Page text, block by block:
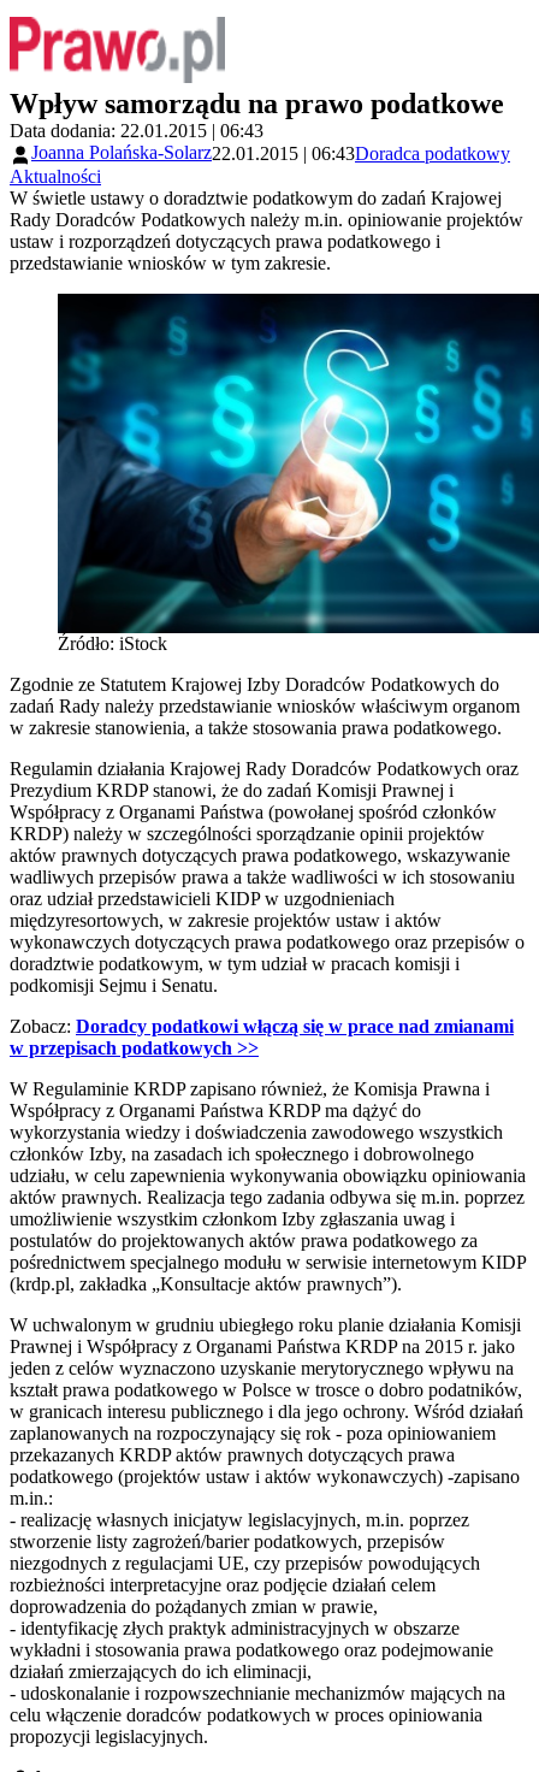
Wpływ samorządu na prawo podatkowe
Data dodania: 22.01.2015 | 06:43
Joanna Polańska-Solarz22.01.2015 | 06:43Doradca podatkowy
Aktualności
W świetle ustawy o doradztwie podatkowym do zadań Krajowej
Rady Doradców Podatkowych należy m.in. opiniowanie projektów
ustaw i rozporządzeń dotyczących prawa podatkowego i
przedstawianie wniosków w tym zakresie.
Źródło: iStock
Zgodnie ze Statutem Krajowej Izby Doradców Podatkowych do
zadań Rady należy przedstawianie wniosków właściwym organom
w zakresie stanowienia, a także stosowania prawa podatkowego.
Regulamin działania Krajowej Rady Doradców Podatkowych oraz
Prezydium KRDP stanowi, że do zadań Komisji Prawnej i
Współpracy z Organami Państwa (powołanej spośród członków
KRDP) należy w szczególności sporządzanie opinii projektów
aktów prawnych dotyczących prawa podatkowego, wskazywanie
wadliwych przepisów prawa a także wadliwości w ich stosowaniu
oraz udział przedstawicieli KIDP w uzgodnieniach
międzyresortowych, w zakresie projektów ustaw i aktów
wykonawczych dotyczących prawa podatkowego oraz przepisów o
doradztwie podatkowym, w tym udział w pracach komisji i
podkomisji Sejmu i Senatu.
Zobacz: Doradcy podatkowi włączą się w prace nad zmianami
w przepisach podatkowych >>
W Regulaminie KRDP zapisano również, że Komisja Prawna i
Współpracy z Organami Państwa KRDP ma dążyć do
wykorzystania wiedzy i doświadczenia zawodowego wszystkich
członków Izby, na zasadach ich społecznego i dobrowolnego
udziału, w celu zapewnienia wykonywania obowiązku opiniowania
aktów prawnych. Realizacja tego zadania odbywa się m.in. poprzez
umożliwienie wszystkim członkom Izby zgłaszania uwag i
postulatów do projektowanych aktów prawa podatkowego za
pośrednictwem specjalnego modułu w serwisie internetowym KIDP
(krdp.pl, zakładka „Konsultacje aktów prawnych”).
W uchwalonym w grudniu ubiegłego roku planie działania Komisji
Prawnej i Współpracy z Organami Państwa KRDP na 2015 r. jako
jeden z celów wyznaczono uzyskanie merytorycznego wpływu na
kształt prawa podatkowego w Polsce w trosce o dobro podatników,
w granicach interesu publicznego i dla jego ochrony. Wśród działań
zaplanowanych na rozpoczynający się rok - poza opiniowaniem
przekazanych KRDP aktów prawnych dotyczących prawa
podatkowego (projektów ustaw i aktów wykonawczych) -zapisano
m.in.:
- realizację własnych inicjatyw legislacyjnych, m.in. poprzez
stworzenie listy zagrożeń/barier podatkowych, przepisów
niezgodnych z regulacjami UE, czy przepisów powodujących
rozbieżności interpretacyjne oraz podjęcie działań celem
doprowadzenia do pożądanych zmian w prawie,
- identyfikację złych praktyk administracyjnych w obszarze
wykładni i stosowania prawa podatkowego oraz podejmowanie
działań zmierzających do ich eliminacji,
- udoskonalanie i rozpowszechnianie mechanizmów mających na
celu włączenie doradców podatkowych w proces opiniowania
propozycji legislacyjnych.